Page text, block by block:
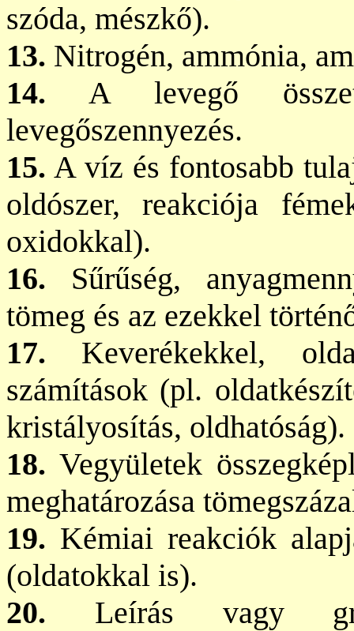
szóda, mészkő).
13. Nitrogén, ammónia,
14. A levegő
levegőszennyezés.
15. A víz és fontosabb
oldószer, reakciója
oxidokkal).
16. Sűrűség,
tömeg és az ezekkel
17. Keverékekkel,
számítások (pl.
kristályosítás, oldhatóság).
18. Vegyületek
meghatározása
19. Kémiai reakciók
(oldatokkal is).
20. Leírás vagy